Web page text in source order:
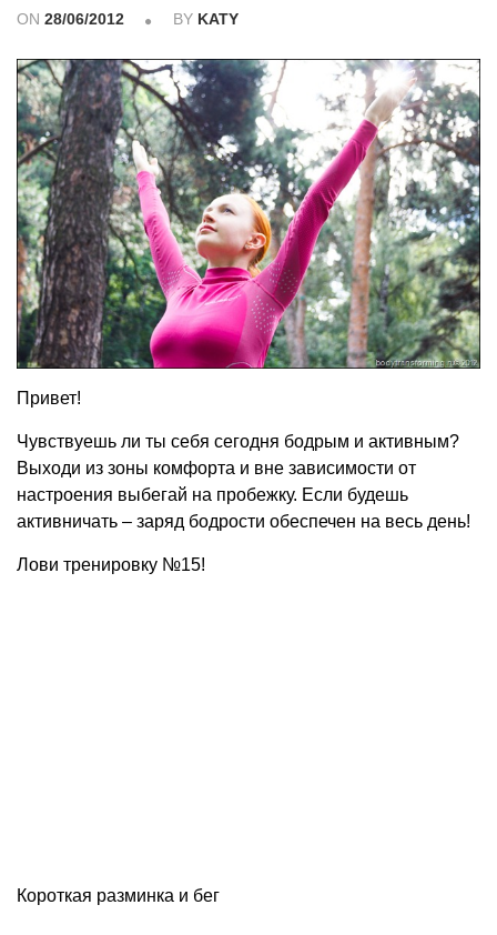
ON 28/06/2012 BY KATY
Привет!
Чувствуешь ли ты себя сегодня бодрым и активным?
Выходи из зоны комфорта и вне зависимости от
настроения выбегай на пробежку. Если будешь
активничать – заряд бодрости обеспечен на весь день!
Лови тренировку №15!
Короткая разминка и бег